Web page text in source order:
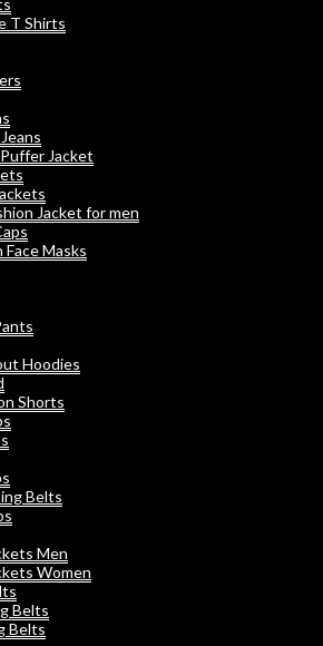
T Shirts
Jacket
Jacket for men
Face Masks
Hoodies
Shorts
Belts
Men
Women
Belts
Belts